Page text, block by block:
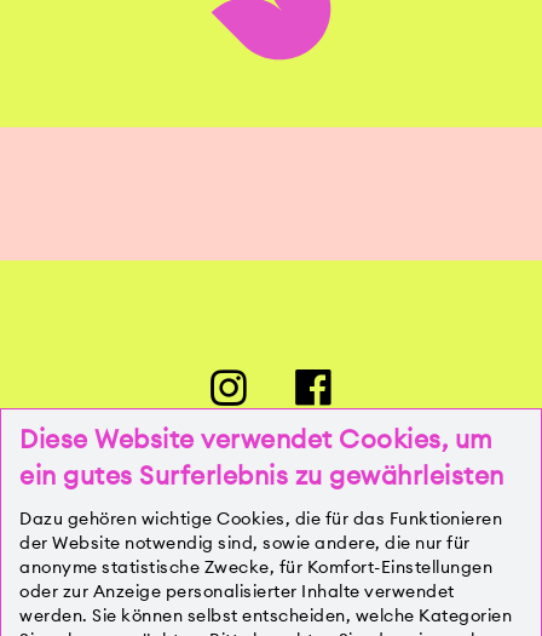
PRESSE
KONTAKT
Diese Website verwendet Cookies, um
ein gutes Surferlebnis zu gewährleisten
Dazu gehören wichtige Cookies, die für das Funktionieren
der Website notwendig sind, sowie andere, die nur für
anonyme statistische Zwecke, für Komfort-Einstellungen
oder zur Anzeige personalisierter Inhalte verwendet
werden. Sie können selbst entscheiden, welche Kategorien